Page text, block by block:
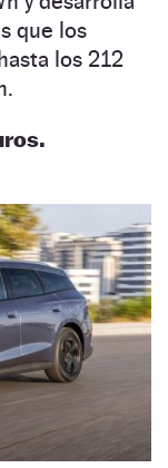
que los
los 212